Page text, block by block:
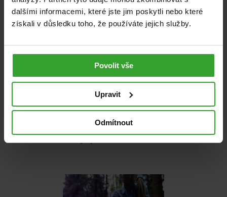
dalšími informacemi, které jste jim poskytli nebo které
získali v důsledku toho, že používáte jejich služby.
Povolit vše
Upravit
Odmítnout
výkonu s jistotou, že vaše